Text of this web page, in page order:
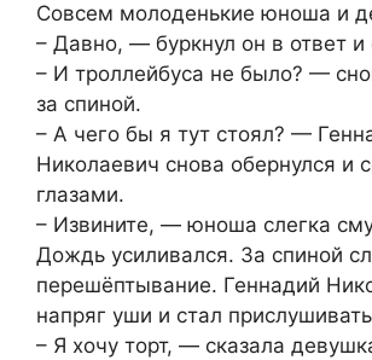
Совсем молоденькие юноша и
– Давно, — буркнул он в ответ и
– И троллейбуса не было? —
за спиной.
– А чего бы я тут стоял? —
Николаевич снова обернулся и
глазами.
– Извините, — юноша слегка
Дождь усиливался. За спиной
перешёптывание. Геннадий
напряг уши и стал
– Я хочу торт, — сказала